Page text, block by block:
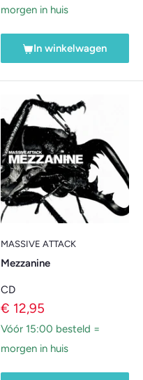
morgen in huis
In winkelwagen
MASSIVE ATTACK
Mezzanine
CD
Verkoopprijs
€ 12,95
Vóór 15:00 besteld =
morgen in huis